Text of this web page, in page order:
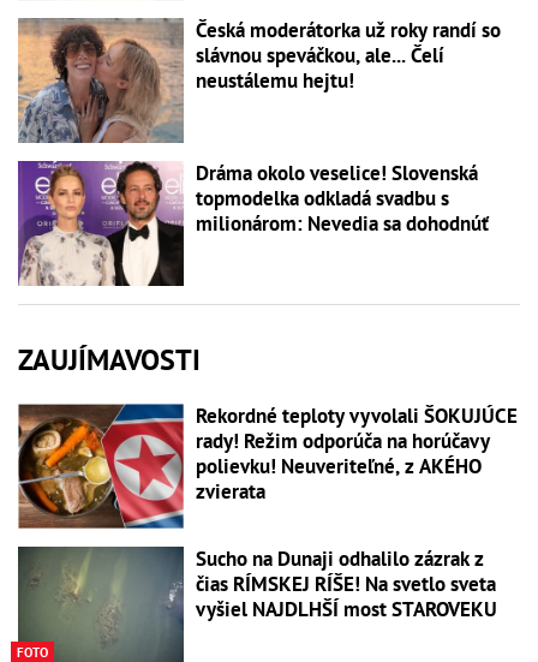
Česká moderátorka už roky randí so
slávnou speváčkou, ale... Čelí
neustálemu hejtu!
Dráma okolo veselice! Slovenská
topmodelka odkladá svadbu s
milionárom: Nevedia sa dohodnúť
ZAUJÍMAVOSTI
Rekordné teploty vyvolali ŠOKUJÚCE
rady! Režim odporúča na horúčavy
polievku! Neuveriteľné, z AKÉHO
zvierata
FOTO
Sucho na Dunaji odhalilo zázrak z
čias RÍMSKEJ RÍŠE! Na svetlo sveta
vyšiel NAJDLHŠÍ most STAROVEKU